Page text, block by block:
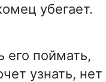
убегает.
его поймать,
узнать, нет